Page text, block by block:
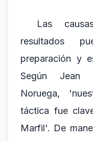
Las
resultados
preparación y
Según Jean
Noruega,
táctica fue
Marfil'. De